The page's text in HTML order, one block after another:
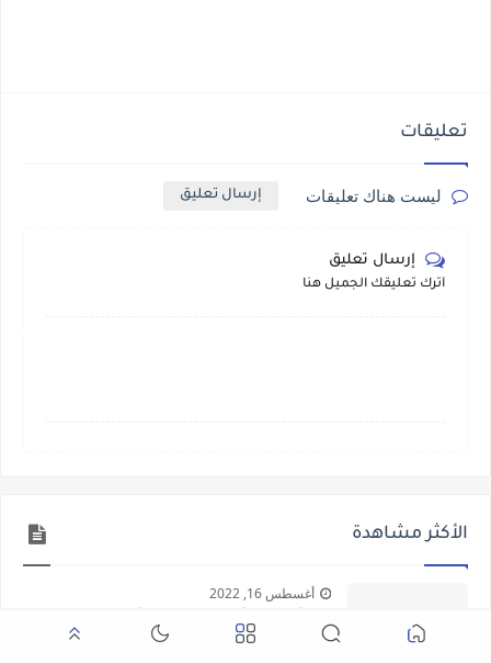
تعليقات
ليست هناك تعليقات إرسال تعليق
إرسال تعليق
أترك تعليقك الجميل هنا
الأكثر مشاهدة
أغسطس 16, 2022